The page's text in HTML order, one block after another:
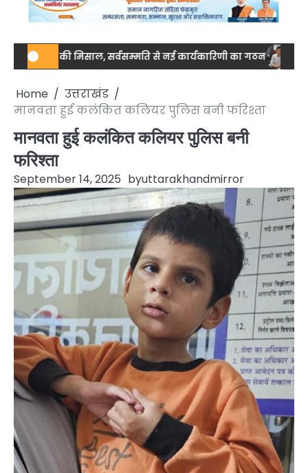
की मिसाल, सर्वसम्मति से नई कार्यकारिणी का गठन नेशनल स्तर पर
Home
उत्तराखंड
मानवता हुई कलंकित कलियर पुलिस बनी फरिश्ता
मानवता हुई कलंकित कलियर पुलिस बनी
फरिश्ता
September 14, 2025 byuttarakhandmirror